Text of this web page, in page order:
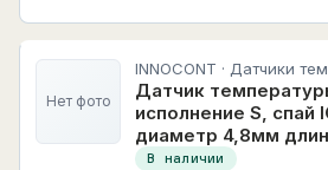
Нет фото
INNOCONT · Датчики
Датчик
исполнение S, спай
диаметр 4,8мм
В наличии